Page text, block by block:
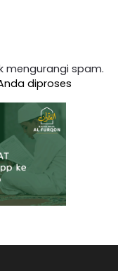
mengurangi spam.
diproses